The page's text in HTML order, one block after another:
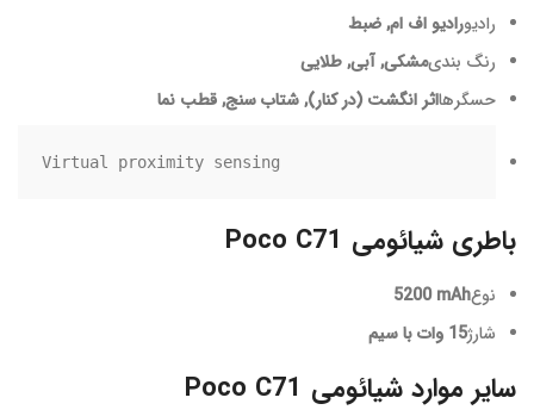
رادیورادیو اف ام, ضبط
رنگ بندیمشکی, آبی, طلایی
حسگرهااثر انگشت (در کنار), شتاب سنج, قطب نما
Virtual proximity sensing
باطری شیائومی Poco C71
نوع5200 mAh
شارژ15 وات با سیم
سایر موارد شیائومی Poco C71